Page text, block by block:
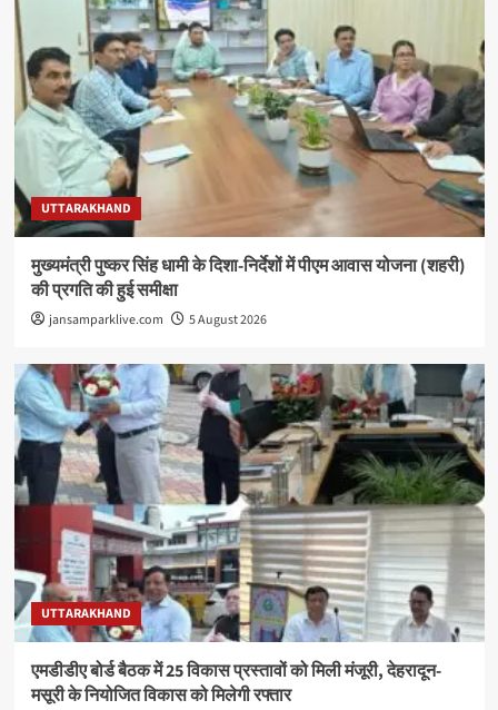
UTTARAKHAND
मुख्यमंत्री पुष्कर सिंह धामी के दिशा-निर्देशों में पीएम आवास योजना (शहरी)
की प्रगति की हुई समीक्षा
jansamparklive.com 5 August 2026
UTTARAKHAND
एमडीडीए बोर्ड बैठक में 25 विकास प्रस्तावों को मिली मंजूरी, देहरादून-
मसूरी के नियोजित विकास को मिलेगी रफ्तार